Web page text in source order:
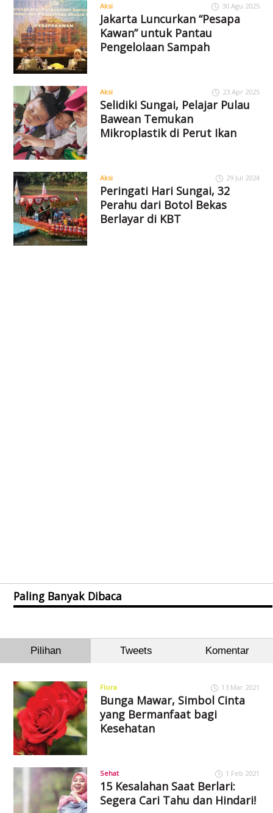
Aksi 30 Agu 2025
Jakarta Luncurkan “Pesapa
Kawan” untuk Pantau
Pengelolaan Sampah
Aksi 23 Apr 2025
Selidiki Sungai, Pelajar Pulau
Bawean Temukan
Mikroplastik di Perut Ikan
Aksi 29 Jul 2024
Peringati Hari Sungai, 32
Perahu dari Botol Bekas
Berlayar di KBT
Paling Banyak Dibaca
Pilihan Tweets Komentar
Flora 13 Mar 2021
Bunga Mawar, Simbol Cinta
yang Bermanfaat bagi
Kesehatan
Sehat 1 Feb 2021
15 Kesalahan Saat Berlari:
Segera Cari Tahu dan Hindari!